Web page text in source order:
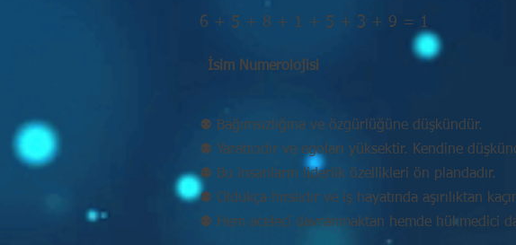
6 + 5 + 8 + 1 + 5 + 3 + 9 = 1
İsim Numerolojisi
⚉ Bağımsızlığına ve özgürlüğüne düşkündür.
⚉ Yaratıcıdır ve egoları yüksektir. Kendine
⚉ Bu insanların liderlik özellikleri ön plandadır.
⚉ Oldukça hırslıdır ve iş hayatında aşırılıktan
⚉ Hem aceleci davranmaktan hemde hükmedici